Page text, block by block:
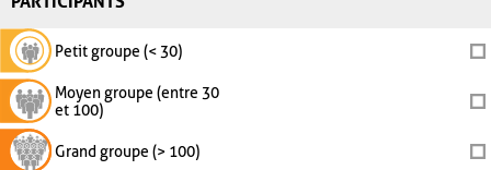
Petit groupe (< 30)
Moyen groupe (entre 30
et 100)
Grand groupe (> 100)